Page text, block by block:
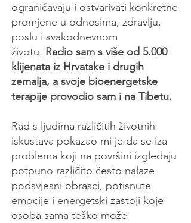
ograničavaju i ostvarivati konkretne
promjene u odnosima, zdravlju,
poslu i svakodnevnom
životu. Radio sam s više od 5.000
klijenata iz Hrvatske i drugih
zemalja, a svoje bioenergetske
terapije provodio sam i na Tibetu.
Rad s ljudima različitih životnih
iskustava pokazao mi je da se iza
problema koji na površini izgledaju
potpuno različito često nalaze
podsvjesni obrasci, potisnute
emocije i energetski zastoji koje
osoba sama teško može